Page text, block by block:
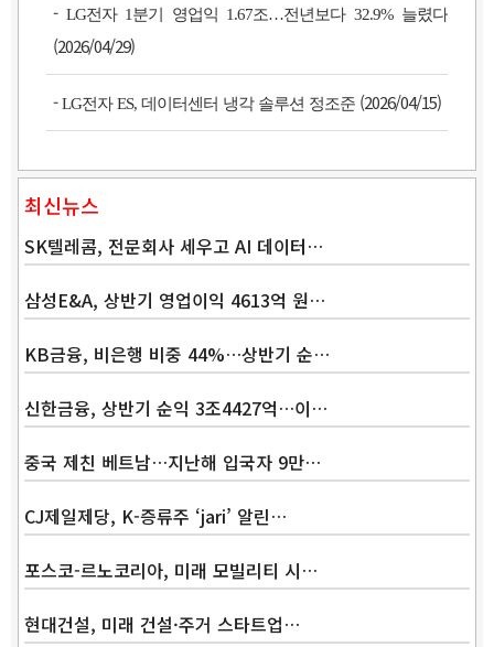
- LG전자 1분기 영업익 1.67조…전년보다 32.9% 늘렸다
(2026/04/29)
-LG전자 ES, 데이터센터 냉각 솔루션 정조준 (2026/04/15)
최신뉴스
SK텔레콤, 전문회사 세우고 AI 데이터…
삼성E&A, 상반기 영업이익 4613억 원…
KB금융, 비은행 비중 44%…상반기 순…
신한금융, 상반기 순익 3조4427억…이…
중국 제친 베트남…지난해 입국자 9만…
CJ제일제당, K-증류주 ‘jari’ 알린…
포스코-르노코리아, 미래 모빌리티 시…
현대건설, 미래 건설·주거 스타트업…